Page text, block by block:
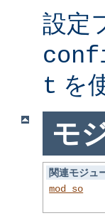
設定
t を
モ
関連モジュ
mod_so